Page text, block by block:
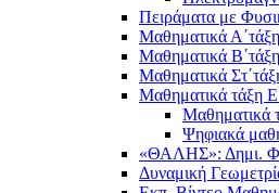
Πειράματα με
Μαθηματικά Α΄τάξη
Μαθηματικά Β΄τάξη
Μαθηματικά
Μαθηματικά τάξη
Μαθηματικά
Ψηφιακά
«ΘΑΛΗΣ»: Δημι.
Δυναμική